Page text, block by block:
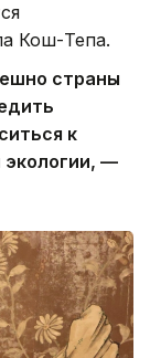
Кош-Тепа.
страны
к
экологии, —